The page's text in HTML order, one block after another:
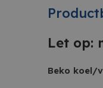
Let op:
Beko koel/